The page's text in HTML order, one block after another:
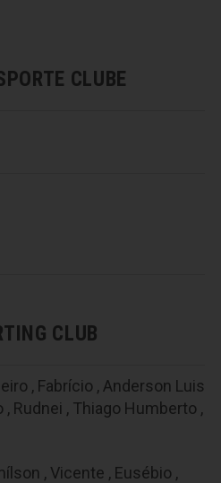
CLUBE
CLUB
, Fabrício , Anderson Luis
, Rudnei , Thiago Humberto ,
, Vicente , Eusébio ,